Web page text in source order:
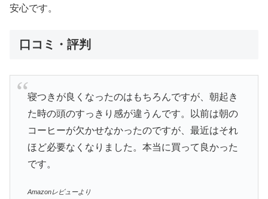
安心です。
口コミ・評判
寝つきが良くなったのはもちろんですが、朝起き
た時の頭のすっきり感が違うんです。以前は朝の
コーヒーが欠かせなかったのですが、最近はそれ
ほど必要なくなりました。本当に買って良かった
です。
Amazonレビューより